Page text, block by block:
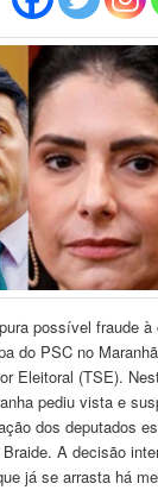
possível fraude à
do PSC no
Eleitoral (TSE).
pediu vista e
dos deputados
A decisão
já se arrasta há